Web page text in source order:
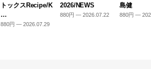
トックスRecipe/K
…
880円 — 2026.07.29
2026/NEWS
880円 — 2026.07.22
島健
880円 —